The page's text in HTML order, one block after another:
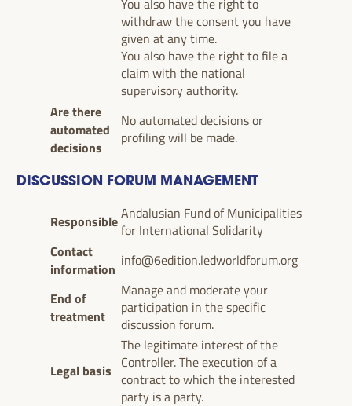
You also have the right to
withdraw the consent you have
given at any time.
You also have the right to file a
claim with the national
supervisory authority.
Are there
automated
decisions
No automated decisions or
profiling will be made.
DISCUSSION FORUM MANAGEMENT
ResponsibleAndalusian Fund of Municipalities
for International Solidarity
Contact
information info@6edition.ledworldforum.org
End of
treatment
Manage and moderate your
participation in the specific
discussion forum.
Legal basis
The legitimate interest of the
Controller. The execution of a
contract to which the interested
party is a party.